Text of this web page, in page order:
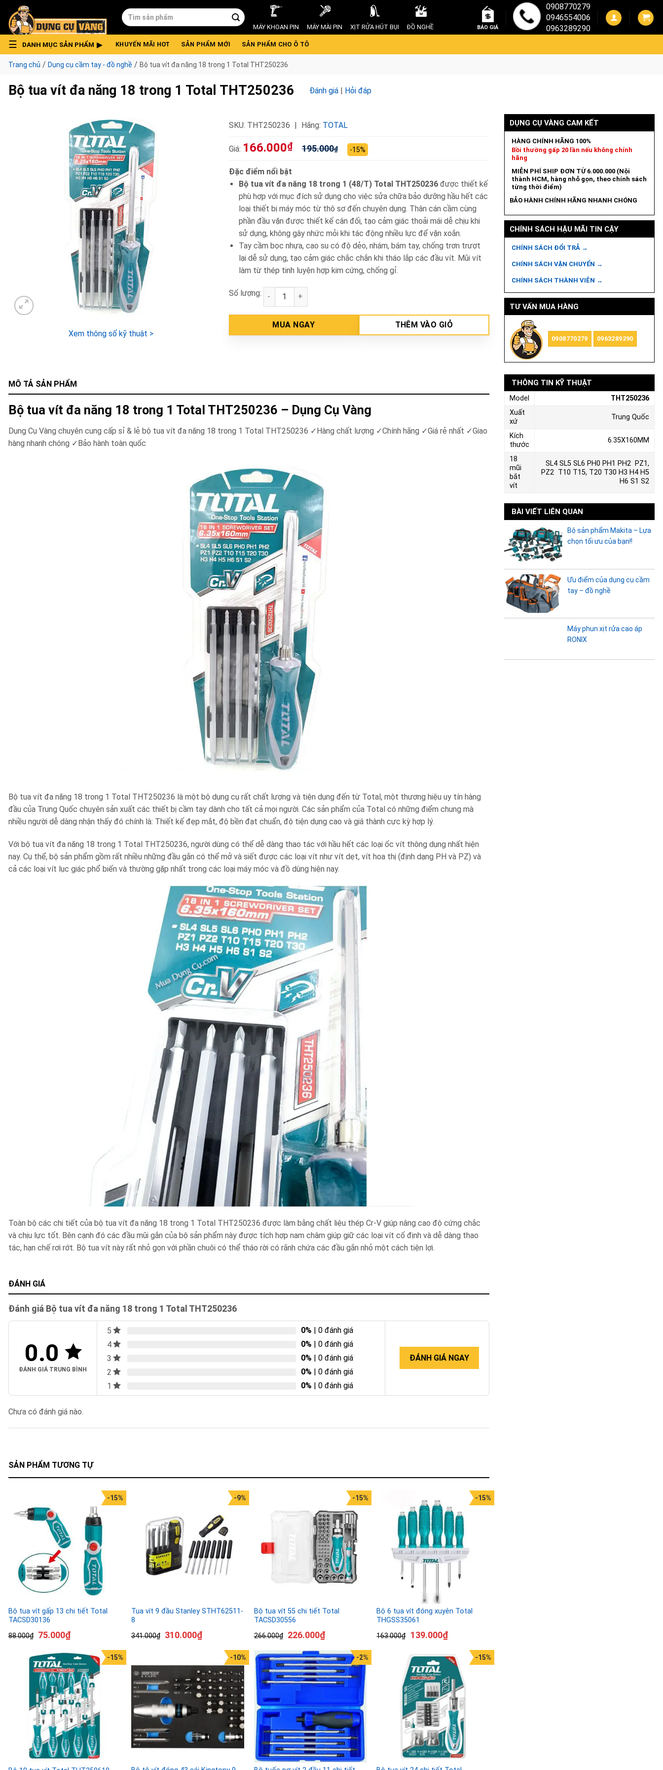
content
Tìm
kiếm:
MÁY KHOAN PIN MÁY MÀI PIN XỊT RỬA HÚT BỤI ĐỒ NGHỀ BÁO GIÁ
0908770279
0946554006
0963289290
DANH MỤC SẢN PHẨM KHUYẾN MÃI HOT SẢN PHẨM MỚI SẢN PHẨM CHO Ô TÔ
Trang chủ / Dụng cụ cầm tay - đồ nghề / Bộ tua vít đa năng 18 trong 1 Total THT250236
Bộ tua vít đa năng 18 trong 1 Total THT250236 Đánh giá | Hỏi đáp
Xem thông số kỹ thuật >
SKU: THT250236 Hãng: TOTAL
Giá: 166.000₫ 195.000₫ -15%
Đặc điểm nổi bật
Bộ tua vít đa năng 18 trong 1 (48/T) Total THT250236 được thiết kế
phù hợp với mục đích sử dụng cho việc sửa chữa bảo dưỡng hầu hết các
loại thiết bị máy móc từ thô sơ đến chuyên dụng. Thân cán cầm cùng
phần đầu vặn được thiết kế cân đối, tạo cảm giác thoải mái dễ chịu khi
sử dụng, không gây nhức mỏi khi tác động nhiều lực để vặn xoắn.
Tay cầm bọc nhựa, cao su có độ dẻo, nhám, bám tay, chống trơn trượt
lại dễ sử dụng, tạo cảm giác chắc chắn khi tháo lắp các đầu vít. Mũi vít
làm từ thép tinh luyện hợp kim cứng, chống gỉ.
Số lượng: Bộ tua vít đa năng 18 trong 1 Total THT250236 số lượng
MUA NGAY THÊM VÀO GIỎ
DỤNG CỤ VÀNG CAM KẾT
HÀNG CHÍNH HÃNG 100%
Bồi thường gấp 20 lần nếu không chính
hãng
MIỄN PHÍ SHIP ĐƠN TỪ 6.000.000 (Nội
thành HCM, hàng nhỏ gọn, theo chính sách
từng thời điểm)
BẢO HÀNH CHÍNH HÃNG NHANH CHÓNG
CHÍNH SÁCH HẬU MÃI TIN CẬY
CHÍNH SÁCH ĐỔI TRẢ →
CHÍNH SÁCH VẬN CHUYỂN →
CHÍNH SÁCH THÀNH VIÊN →
TƯ VẤN MUA HÀNG
0908770279 0963289290
MÔ TẢ SẢN PHẨM
Bộ tua vít đa năng 18 trong 1 Total THT250236 – Dụng Cụ Vàng
Dụng Cụ Vàng chuyên cung cấp sỉ & lẻ bộ tua vít đa năng 18 trong 1 Total THT250236 ✓Hàng chất lượng ✓Chính hãng ✓Giá rẻ nhất ✓Giao
hàng nhanh chóng ✓Bảo hành toàn quốc
Bộ tua vít đa năng 18 trong 1 Total THT250236 là một bộ dụng cụ rất chất lượng và tiện dụng đến từ Total, một thương hiệu uy tín hàng
đầu của Trung Quốc chuyên sản xuất các thiết bị cầm tay dành cho tất cả mọi người. Các sản phẩm của Total có những điểm chung mà
nhiều người dễ dàng nhận thấy đó chính là: Thiết kế đẹp mắt, độ bền đạt chuẩn, độ tiện dụng cao và giá thành cực kỳ hợp lý.
Với bộ tua vít đa năng 18 trong 1 Total THT250236, người dùng có thể dễ dàng thao tác với hầu hết các loại ốc vít thông dụng nhất hiện
nay. Cụ thể, bộ sản phẩm gồm rất nhiều những đầu gắn có thể mở và siết được các loại vít như vít dẹt, vít hoa thị (định dạng PH và PZ) và
cả các loại vít lục giác phổ biến và thường gặp nhất trong các loại máy móc và đồ dùng hiện nay.
Toàn bộ các chi tiết của bộ tua vít đa năng 18 trong 1 Total THT250236 được làm bằng chất liệu thép Cr-V giúp nâng cao độ cứng chắc
và chịu lực tốt. Bên cạnh đó các đầu mũi gắn của bộ sản phẩm này được tích hợp nam châm giúp giữ các loại vít cố định và dễ dàng thao
tác, hạn chế rơi rớt. Bộ tua vít này rất nhỏ gọn với phần chuôi có thể tháo rời có rãnh chứa các đầu gắn nhỏ một cách tiện lợi.
ĐÁNH GIÁ
Đánh giá Bộ tua vít đa năng 18 trong 1 Total THT250236
0.0
ĐÁNH GIÁ TRUNG BÌNH
5 0% | 0 đánh giá
4
0% | 0 đánh giá
3
0% | 0 đánh giá
2
0% | 0 đánh giá
1
0% | 0 đánh giá
ĐÁNH GIÁ NGAY
Chưa có đánh giá nào.
SẢN PHẨM TƯƠNG TỰ
Bộ tua vít gấp 13 chi tiết Total
TACSD30136
88.000₫
-15%
75.000₫
Tua vít 9 đầu Stanley STHT62511-
8
341.000₫
-9%
310.000₫
Bộ tua vít 55 chi tiết Total
TACSD30556
266.000₫
-15%
226.000₫
Bộ 6 tua vít đóng xuyên Total
THGSS35061
163.000₫
-15%
139.000₫
-15% -10% -2% -15%
THÔNG TIN KỸ THUẬT
Model
THT250236
Xuất
xứ
Trung Quốc
Kích
thước
6.35X160MM
18
mũi
bắt
vít
SL4 SL5 SL6 PH0 PH1 PH2 PZ1,
PZ2 T10 T15, T20 T30 H3 H4 H5
H6 S1 S2
BÀI VIẾT LIÊN QUAN
Bộ sản phẩm Makita – Lựa
chọn tối ưu của bạn!!
Ưu điểm của dụng cụ cầm
tay – đồ nghề
Máy phun xịt rửa cao áp
RONIX